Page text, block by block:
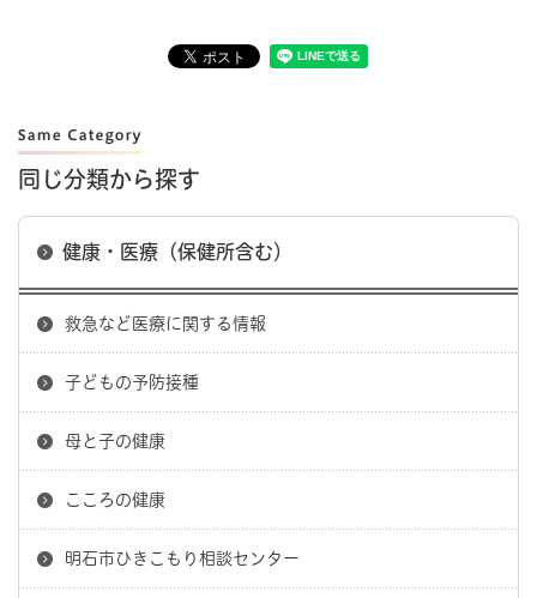
同じ分類から探す
健康・医療（保健所含む）
救急など医療に関する情報
子どもの予防接種
母と子の健康
こころの健康
明石市ひきこもり相談センター